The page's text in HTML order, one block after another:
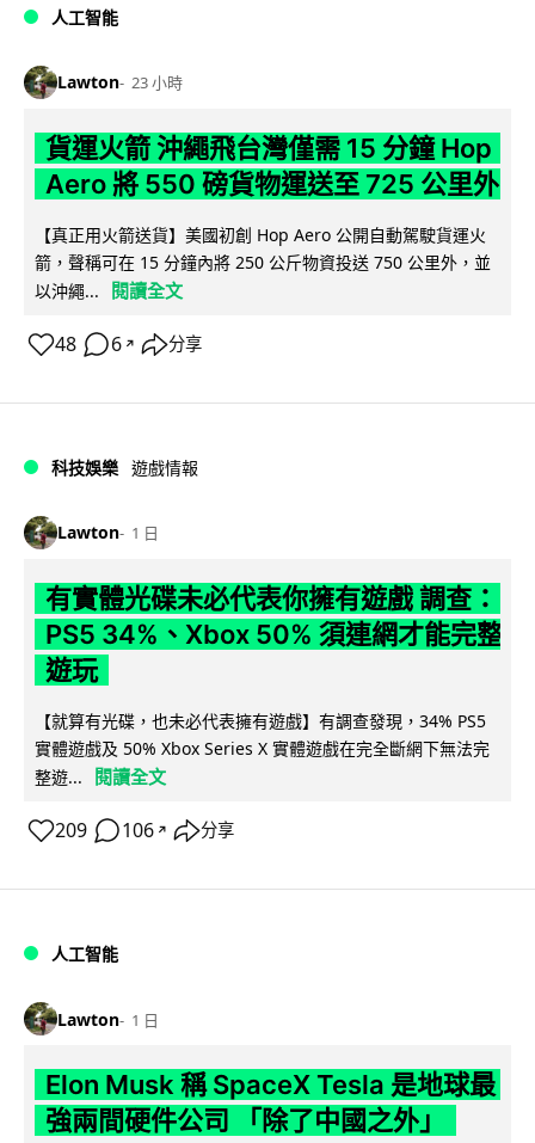
人工智能
Lawton 23 小時
貨運火箭 沖繩飛台灣僅需 15 分鐘 Hop
Aero 將 550 磅貨物運送至 725 公里外
【真正用火箭送貨】美國初創 Hop Aero 公開自動駕駛貨運火
箭，聲稱可在 15 分鐘內將 250 公斤物資投送 750 公里外，並
以沖繩...
閱讀全文
48 6 ↗ 分享
科技娛樂 遊戲情報
Lawton 1 日
有實體光碟未必代表你擁有遊戲 調查：
PS5 34%、Xbox 50% 須連網才能完整
遊玩
【就算有光碟，也未必代表擁有遊戲】有調查發現，34% PS5
實體遊戲及 50% Xbox Series X 實體遊戲在完全斷網下無法完
整遊...
閱讀全文
209 106 ↗ 分享
人工智能
Lawton 1 日
Elon Musk 稱 SpaceX Tesla 是地球最
強兩間硬件公司 「除了中國之外」